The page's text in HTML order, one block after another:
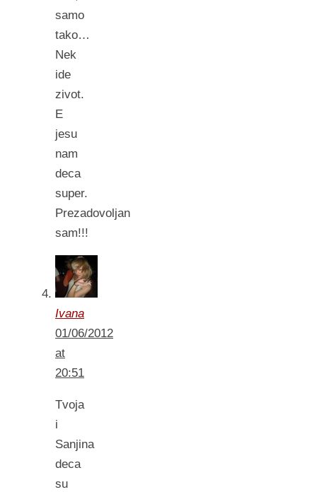
samo
tako…
Nek
ide
zivot.
E
jesu
nam
deca
super.
Prezadovoljan
sam!!!
Ivana
01/06/2012
at
20:51
Tvoja
i
Sanjina
deca
su